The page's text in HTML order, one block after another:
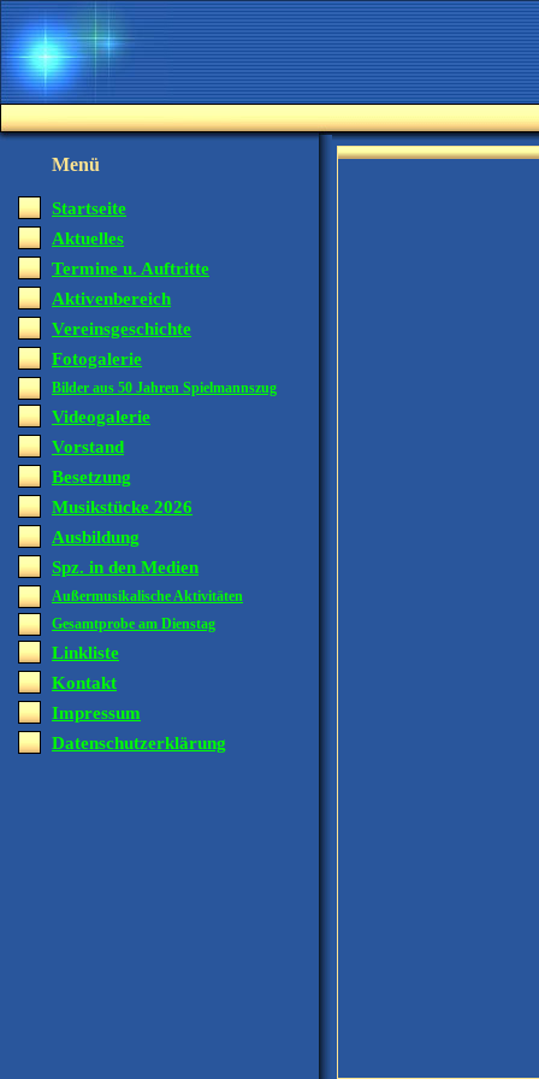
Menü
Startseite
Aktuelles
Termine u. Auftritte
Aktivenbereich
Vereinsgeschichte
Fotogalerie
Bilder aus 50 Jahren Spielmannszug
Videogalerie
Vorstand
Besetzung
Musikstücke 2026
Ausbildung
Spz. in den Medien
Außermusikalische Aktivitäten
Gesamtprobe am Dienstag
Linkliste
Kontakt
Impressum
Datenschutzerklärung